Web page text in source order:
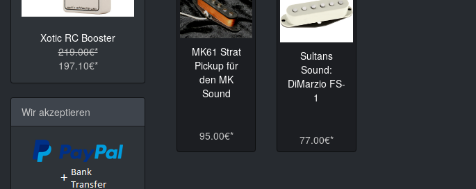
MK61 Strat
Pickup für
den MK
Sound
95.00€*
Sultans
Sound:
DiMarzio FS-
1
77.00€*
Xotic RC Booster
219.00€*
197.10€*
Wir akzeptieren